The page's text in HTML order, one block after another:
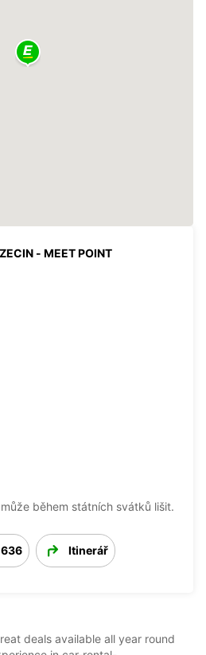
- MEET POINT
během státních svátků lišit.
Itinerář
deals available all year round